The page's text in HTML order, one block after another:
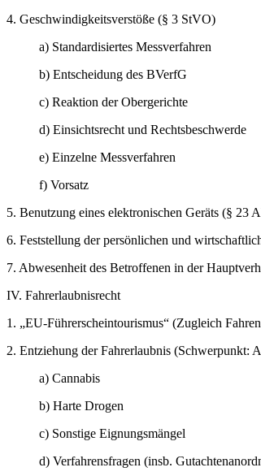
4. Geschwindigkeitsverstöße (§ 3 StVO)
a) Standardisiertes Messverfahren
b) Entscheidung des BVerfG
c) Reaktion der Obergerichte
d) Einsichtsrecht und Rechtsbeschwerde
e) Einzelne Messverfahren
f) Vorsatz
5. Benutzung eines elektronischen Geräts (§ 23
6. Feststellung der persönlichen und
7. Abwesenheit des Betroffenen in der
IV. Fahrerlaubnisrecht
1. „EU-Führerscheintourismus“ (Zugleich
2. Entziehung der Fahrerlaubnis (Schwerpunkt:
a) Cannabis
b) Harte Drogen
c) Sonstige Eignungsmängel
d) Verfahrensfragen (insb.